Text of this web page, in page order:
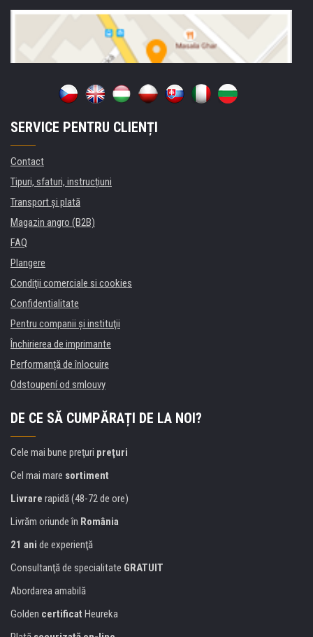
SERVICE PENTRU CLIENȚI
Contact
Tipuri, sfaturi, instrucțiuni
Transport şi plată
Magazin angro (B2B)
FAQ
Plangere
Condiţii comerciale si cookies
Confidentialitate
Pentru companii și instituţii
Închirierea de imprimante
Performanță de înlocuire
Odstoupení od smlouvy
DE CE SĂ CUMPĂRAȚI DE LA NOI?
Cele mai bune preţuri preţuri
Cel mai mare sortiment
Livrare rapidă (48-72 de ore)
Livrăm oriunde în România
21 ani de experienţă
Consultanţă de specialitate GRATUIT
Abordarea amabilă
Golden certificat Heureka